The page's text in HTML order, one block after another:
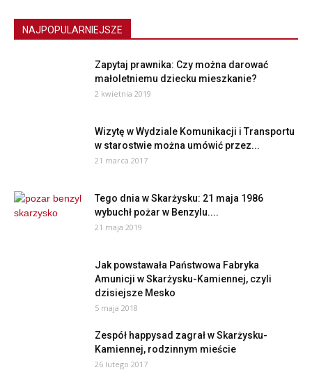
NAJPOPULARNIEJSZE
Zapytaj prawnika: Czy można darować
małoletniemu dziecku mieszkanie?
2 kwietnia 2019
Wizytę w Wydziale Komunikacji i Transportu
w starostwie można umówić przez...
21 marca 2017
Tego dnia w Skarżysku: 21 maja 1986
wybuchł pożar w Benzylu....
21 maja 2019
Jak powstawała Państwowa Fabryka
Amunicji w Skarżysku-Kamiennej, czyli
dzisiejsze Mesko
5 maja 2018
Zespół happysad zagrał w Skarżysku-
Kamiennej, rodzinnym mieście
26 lutego 2017